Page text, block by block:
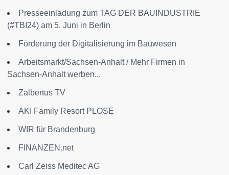
Presseeinladung zum TAG DER BAUINDUSTRIE
(#TBI24) am 5. Juni in Berlin
Förderung der Digitalisierung im Bauwesen
Arbeitsmarkt/Sachsen-Anhalt / Mehr Firmen in
Sachsen-Anhalt werben...
Zalbertus TV
AKI Family Resort PLOSE
WIR für Brandenburg
FINANZEN.net
Carl Zeiss Meditec AG